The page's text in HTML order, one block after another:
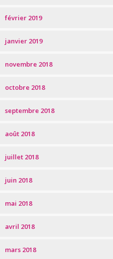
février 2019
janvier 2019
novembre 2018
octobre 2018
septembre 2018
août 2018
juillet 2018
juin 2018
mai 2018
avril 2018
mars 2018